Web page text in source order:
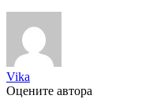
Vika
Оцените автора